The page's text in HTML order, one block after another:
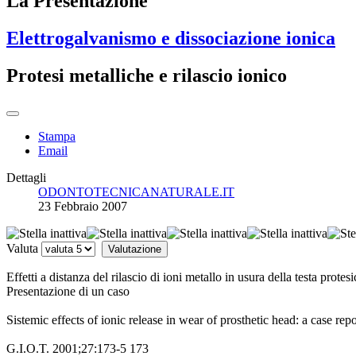
Elettrogalvanismo e dissociazione ionica
Protesi metalliche e rilascio ionico
Stampa
Email
Dettagli
ODONTOTECNICANATURALE.IT
23 Febbraio 2007
Valuta
Effetti a distanza del rilascio di ioni metallo in usura della testa
Presentazione di un caso
Sistemic effects of ionic release in wear of prosthetic head: a case
G.I.O.T. 2001;27:173-5 173